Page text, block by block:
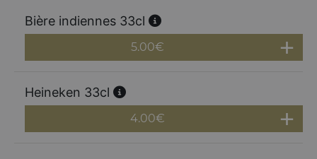
Bière indiennes 33cl
5.00€
Heineken 33cl
4.00€